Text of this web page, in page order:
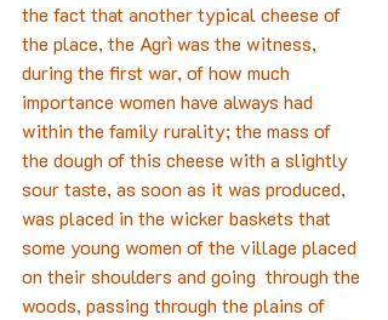
the fact that another typical cheese of
the place, the Agrì was the witness,
during the first war, of how much
importance women have always had
within the family rurality; the mass of
the dough of this cheese with a slightly
sour taste, as soon as it was produced,
was placed in the wicker baskets that
some young women of the village placed
on their shoulders and going  through the
woods, passing through the plains of